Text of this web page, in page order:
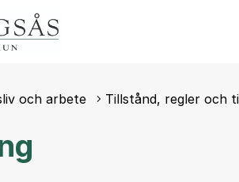
och arbete Tillstånd, regler och